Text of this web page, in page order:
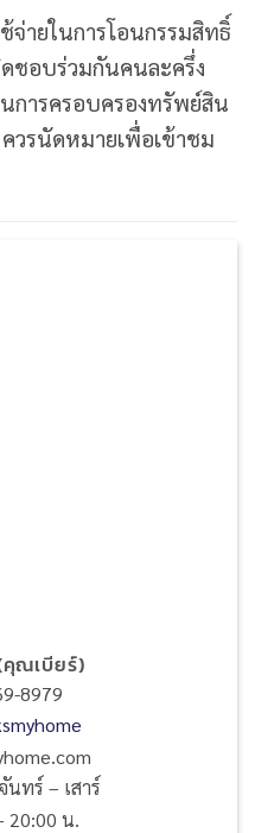
จ่ายในการโอนกรรมสิทธิ์
ชอบร่วมกันคนละครึ่ง
การครอบครองทรัพย์สิน
วรนัดหมายเพื่อเข้าชม
ณเบียร์)
8979
นทร์ – เสาร์
20:00 น.